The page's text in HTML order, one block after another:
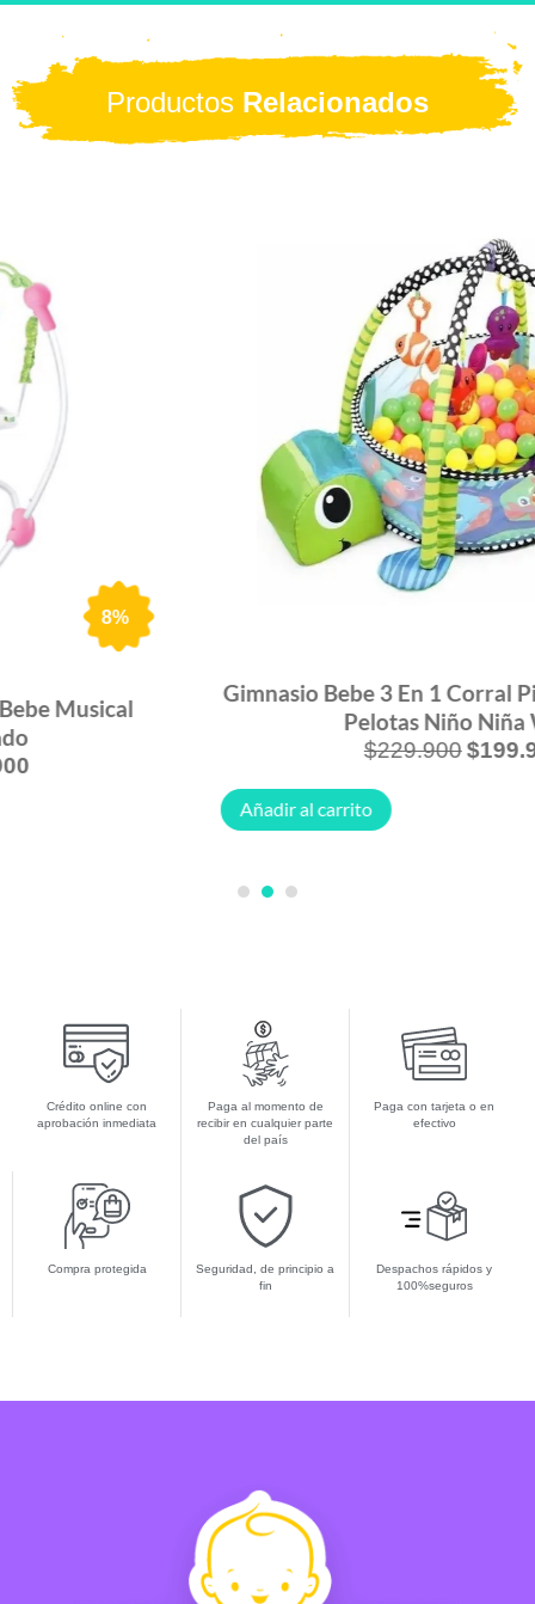
Productos Relacionados
Gimnasio Bebe 3 En 1 Corral Piscina De Tortuga
Pelotas Niño Niña Wow
199.900
Crédito online con
aprobación inmediata
Paga al momento de
recibir en cualquier parte
del país
Paga con tarjeta o en
efectivo
Compra protegida
Seguridad, de principio a
fin
Despachos rápidos y
100%seguros